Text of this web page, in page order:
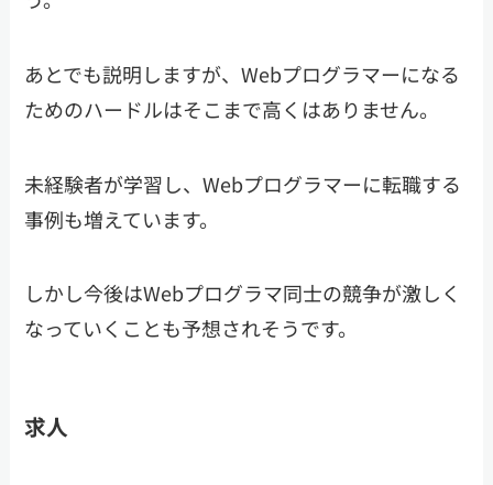
あとでも説明しますが、Webプログラマーになる
ためのハードルはそこまで高くはありません。
未経験者が学習し、Webプログラマーに転職する
事例も増えています。
しかし今後はWebプログラマ同士の競争が激しく
なっていくことも予想されそうです。
求人